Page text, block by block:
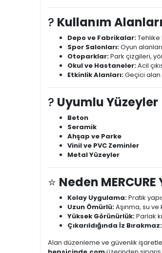
? Kullanım Alanları
Depo ve Fabrikalar:
Spor Salonları:Oyun
Otoparklar:Park çizgileri,
Okul ve Hastaneler:Acil
Etkinlik Alanları:Geçici alan
? Uyumlu Yüzeyler
Beton
Seramik
Ahşap ve Parke
Vinil ve PVC Zeminler
Metal Yüzeyler
⭐ Neden
Kolay Uygulama:Pratik
Uzun Ömürlü:Aşınma, su
Yüksek Görünürlük:Parlak
Çıkarıldığında İz Bırakmaz:
Alan düzenleme ve güvenlik